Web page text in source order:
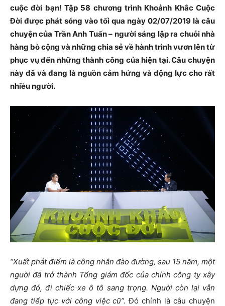
cuộc đời bạn! Tập 58 chương trình Khoảnh Khắc Cuộc
Đời được phát sóng vào tối qua ngày 02/07/2019 là câu
chuyện của Trần Anh Tuấn – người sáng lập ra chuỗi nhà
hàng bò cộng và những chia sẻ về hành trình vươn lên từ
phục vụ đến những thành công của hiện tại. Câu chuyện
này đã và đang là nguồn cảm hứng và động lực cho rất
nhiều người.
“Xuất phát điểm là công nhân đào đường, sau 15 năm, một
người đã trở thành Tổng giám đốc của chính công ty xây
dựng đó, đi chiếc xe ô tô sang trọng. Người còn lại vẫn
đang tiếp tục với công việc cũ”. Đó chính là câu chuyện